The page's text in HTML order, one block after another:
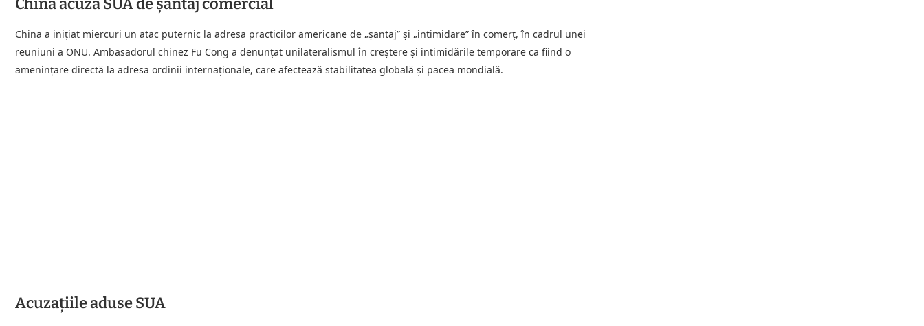
China acuză SUA de şantaj comercial
China a iniţiat miercuri un atac puternic la adresa practicilor americane de „şantaj” și „intimidare” în comerț, în cadrul unei
reuniuni a ONU. Ambasadorul chinez Fu Cong a denunțat unilateralismul în creștere și intimidările temporare ca fiind o
amenințare directă la adresa ordinii internaționale, care afectează stabilitatea globală și pacea mondială.
Acuzațiile aduse SUA